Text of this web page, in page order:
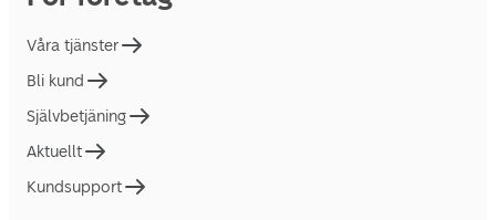
Våra tjänster
Bli kund
Självbetjäning
Aktuellt
Kundsupport